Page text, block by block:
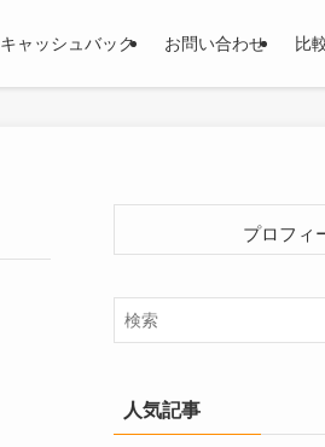
キャッシュバック お問い合わせ 比
プロフィ
人気記事